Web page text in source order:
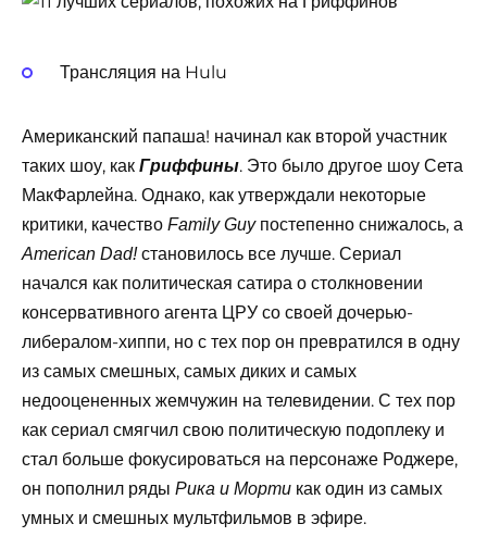
Трансляция на Hulu
Американский папаша! начинал как второй участник
таких шоу, как Гриффины. Это было другое шоу Сета
МакФарлейна. Однако, как утверждали некоторые
критики, качество Family Guyпостепенно снижалось, а
American Dad!становилось все лучше. Сериал
начался как политическая сатира о столкновении
консервативного агента ЦРУ со своей дочерью-
либералом-хиппи, но с тех пор он превратился в одну
из самых смешных, самых диких и самых
недооцененных жемчужин на телевидении. С тех пор
как сериал смягчил свою политическую подоплеку и
стал больше фокусироваться на персонаже Роджере,
он пополнил ряды Рика и Морти как один из самых
умных и смешных мультфильмов в эфире.